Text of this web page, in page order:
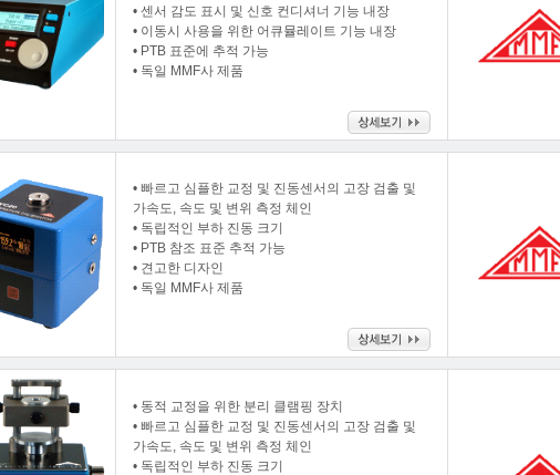
• 센서 감도 표시 및 신호 컨디셔너 기능 내장
• 이동시 사용을 위한 어큐뮬레이트 기능 내장
• PTB 표준에 추적 가능
• 독일 MMF사 제품
• 빠르고 심플한 교정 및 진동센서의 고장 검출 및
가속도, 속도 및 변위 측정 체인
• 독립적인 부하 진동 크기
• PTB 참조 표준 추적 가능
• 견고한 디자인
• 독일 MMF사 제품
• 동적 교정을 위한 분리 클램핑 장치
• 빠르고 심플한 교정 및 진동센서의 고장 검출 및
가속도, 속도 및 변위 측정 체인
• 독립적인 부하 진동 크기